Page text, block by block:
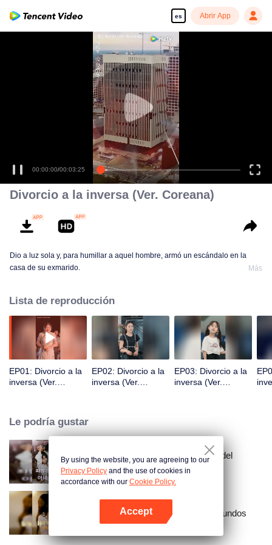
es Abrir App
00:00:00/00:03:25
Divorcio a la inversa (Ver. Coreana)
Dio a luz sola y, para humillar a aquel hombre, armó un escándalo en la
casa de su exmarido.
Más
Lista de reproducción
EP01: Divorcio a la
inversa (Ver.
EP02: Divorcio a la
inversa (Ver.
EP03: Divorcio a la
inversa (Ver.
Le podría gustar
La pecaminosa esposa secreta del
Maestro Go (Ver. Coreana)
Resentimiento a través de los mundos
By using the website, you are agreeing to our
Privacy Policy and the use of cookies in
accordance with our Cookie Policy.
Accept